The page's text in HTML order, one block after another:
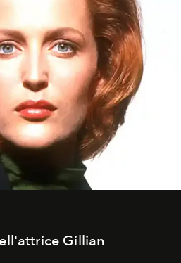
Gillian